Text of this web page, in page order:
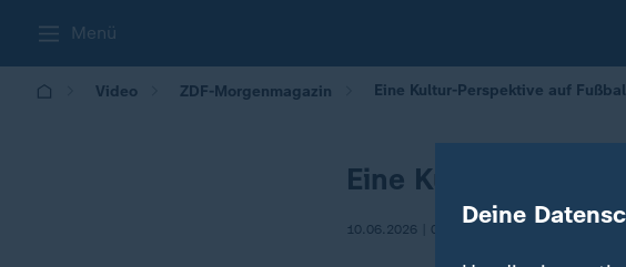
Menü
Video ZDF-Morgenmagazin Eine Kultur-Perspektive auf
Eine Kultur-
10.06.2026 | 05:30 Deine